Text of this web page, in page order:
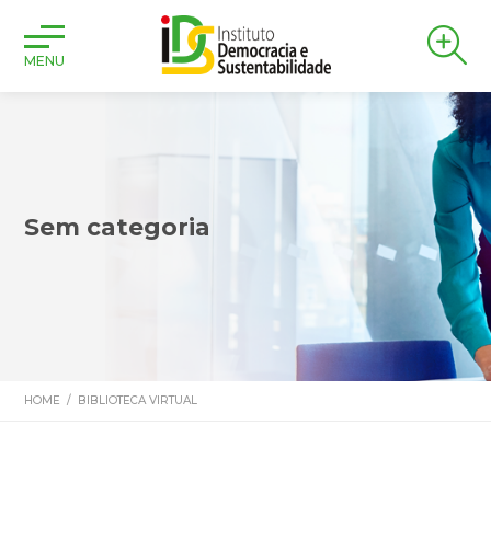
MENU
Sem categoria
HOME / BIBLIOTECA VIRTUAL